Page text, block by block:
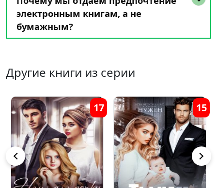
электронным книгам, а не
бумажным?
Другие книги из серии
3 18